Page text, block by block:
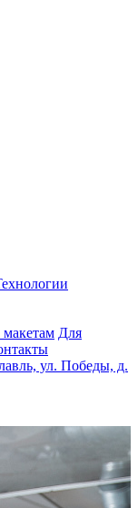
макетам Для
ул. Победы, д.